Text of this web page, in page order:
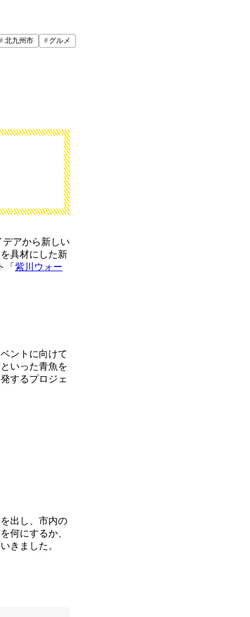
北九州市 グルメ
アから新しい
具材にした新
「 紫川ウォー
ントに向けて
いった青魚を
するプロジェ
出し、市内の
何にするか、
きました。